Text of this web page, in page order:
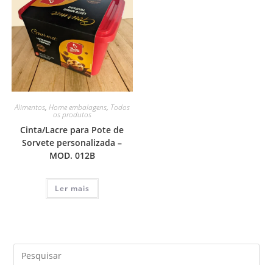
Alimentos, Home embalagens, Todos
os produtos
Cinta/Lacre para Pote de
Sorvete personalizada –
MOD. 012B
Ler mais